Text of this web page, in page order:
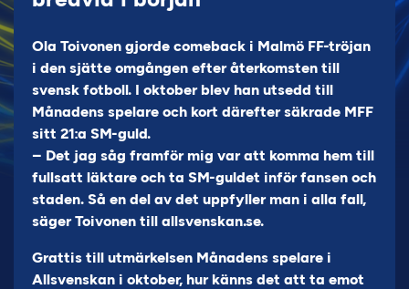
Ola Toivonen gjorde comeback i Malmö FF-tröjan
i den sjätte omgången efter återkomsten till
svensk fotboll. I oktober blev han utsedd till
Månadens spelare och kort därefter säkrade MFF
sitt 21:a SM-guld.
– Det jag såg framför mig var att komma hem till
fullsatt läktare och ta SM-guldet inför fansen och
staden. Så en del av det uppfyller man i alla fall,
säger Toivonen till allsvenskan.se.
Grattis till utmärkelsen Månadens spelare i
Allsvenskan i oktober, hur känns det att ta emot